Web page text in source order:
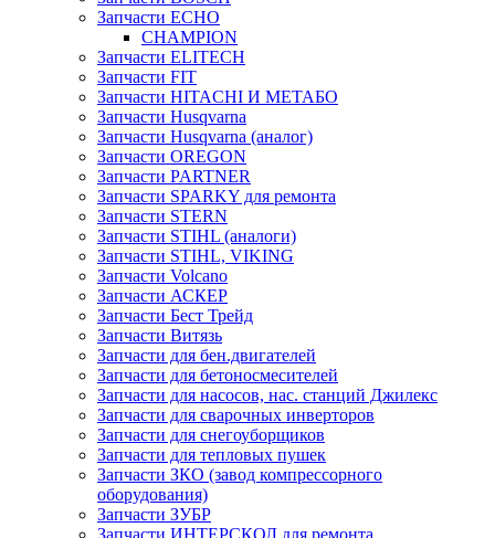
Запчасти ECHO
CHAMPION
Запчасти ELITECH
Запчасти FIT
Запчасти HITACHI И МЕТАБО
Запчасти Husqvarna
Запчасти Husqvarna (аналог)
Запчасти OREGON
Запчасти PARTNER
Запчасти SPARKY для ремонта
Запчасти STERN
Запчасти STIHL (аналоги)
Запчасти STIHL, VIKING
Запчасти Volcano
Запчасти АСКЕР
Запчасти Бест Трейд
Запчасти Витязь
Запчасти для бен.двигателей
Запчасти для бетоносмесителей
Запчасти для насосов, нас. станций Джилекс
Запчасти для сварочных инверторов
Запчасти для снегоуборщиков
Запчасти для тепловых пушек
Запчасти ЗКО (завод компрессорного
оборудования)
Запчасти ЗУБР
Запчасти ИНТЕРСКОЛ для ремонта